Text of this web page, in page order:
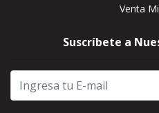
Venta
Suscríbete a